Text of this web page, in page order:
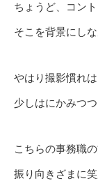
ちょうど、コン
そこを背景にし
やはり撮影慣れ
少しはにかみつ
こちらの事務職
振り向きざまに